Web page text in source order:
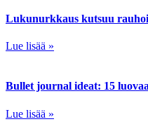
Lukunurkkaus kutsuu
Lue lisää »
Bullet journal ideat: 15
Lue lisää »